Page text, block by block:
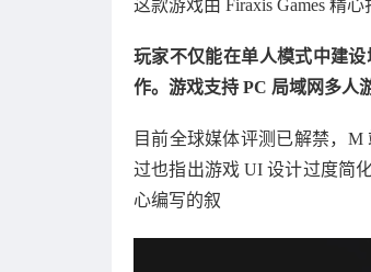
这款游戏由 Firaxis Games 精
玩家不仅能在单人模式中建
作。游戏支持 PC 局域网多人
目前全球媒体评测已解禁，M
过也指出游戏 UI 设计过度简
心编写的叙